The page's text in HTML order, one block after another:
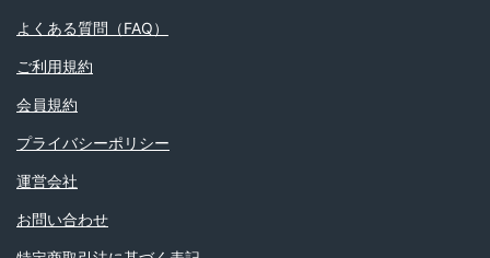
よくある質問（FAQ）
ご利用規約
会員規約
プライバシーポリシー
運営会社
お問い合わせ